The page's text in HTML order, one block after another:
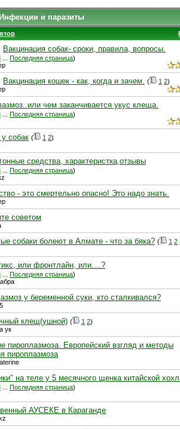
и паразиты
Вакцинация собак- сроки, правила, вопросы.
Последняя страница)
Вакцинация кошек - как, когда и зачем. ( 1 2)
чем заканчивается укус клеща.
Последняя страница)
собак ( 1 2)
средства, характеристка,отзывы
Последняя страница)
- это смертельно опасно! Это надо знать.
советом
собаки болеют в Алмате - что за бяка? ( 1 2
или фронтлайн, или....?
Последняя страница)
у беременной суки, кто сталкивался?
клещ(ушной) ( 1 2)
ук
пироплазмоза. Европейский взгляд и методы
пироплазмоза
на теле у 5 месячного щенка китайской
Последняя страница)
АУСЕКЕ в Караганде